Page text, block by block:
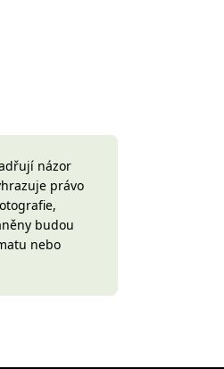
názor
právo
budou
nebo